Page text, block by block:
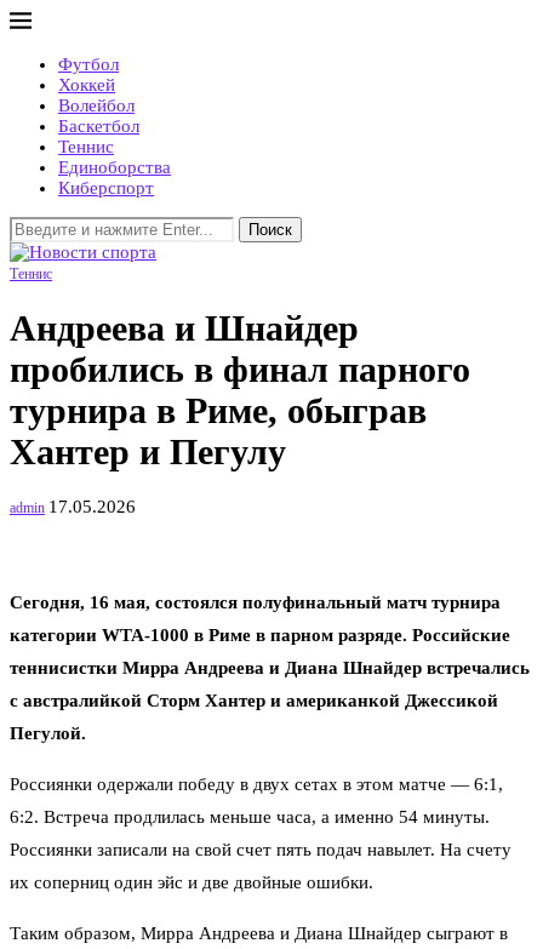
Футбол
Хоккей
Волейбол
Баскетбол
Теннис
Единоборства
Киберспорт
Поиск
Теннис
Андреева и Шнайдер
пробились в финал парного
турнира в Риме, обыграв
Хантер и Пегулу
admin 17.05.2026
Сегодня, 16 мая, состоялся полуфинальный матч турнира
категории WTA-1000 в Риме в парном разряде. Российские
теннисистки Мирра Андреева и Диана Шнайдер встречались
с австралийкой Сторм Хантер и американкой Джессикой
Пегулой.
Россиянки одержали победу в двух сетах в этом матче — 6:1,
6:2. Встреча продлилась меньше часа, а именно 54 минуты.
Россиянки записали на свой счет пять подач навылет. На счету
их соперниц один эйс и две двойные ошибки.
Таким образом, Мирра Андреева и Диана Шнайдер сыграют в